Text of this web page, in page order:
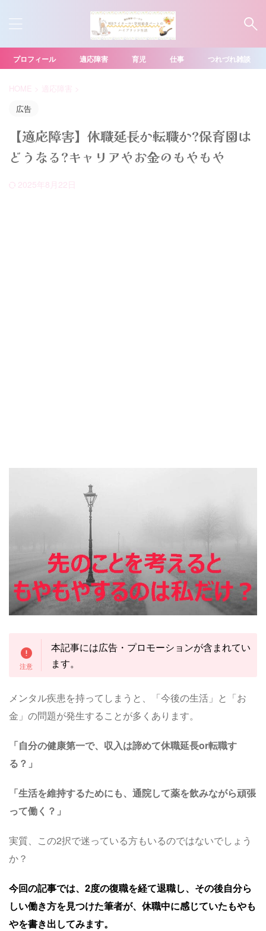
プロフィール 適応障害 育児 仕事 つれづれ雑談
HOME > 適応障害 >
広告
【適応障害】休職延長か転職か?保育園は
どうなる?キャリアやお金のもやもや
2025年8月22日
本記事には広告・プロモーションが含まれてい
ます。
メンタル疾患を持ってしまうと、
「今後の生活」と「お
金」の問題が発生することが多くあります。
「自分の健康第一で、収入は諦めて休職延長or転職す
る？」
「生活を維持するためにも、通院して薬を飲みながら頑張
って働く？」
実質、この2択で迷っている方もいるのではないでしょう
か？
今回の記事では、2度の復職を経て退職し、その後自分ら
しい働き方を見つけた筆者が、休職中に感じていたもやも
やを書き出してみます。